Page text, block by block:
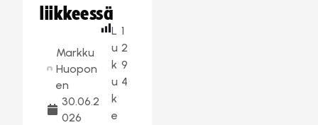
liikkeessä
Markku
Huopon
en
30.06.2
026
L
u
k
u
k
e
1
2
9
4